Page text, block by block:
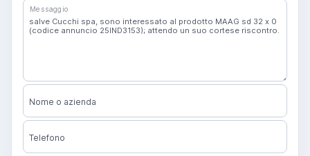
Messaggio
Nome o azienda
Telefono